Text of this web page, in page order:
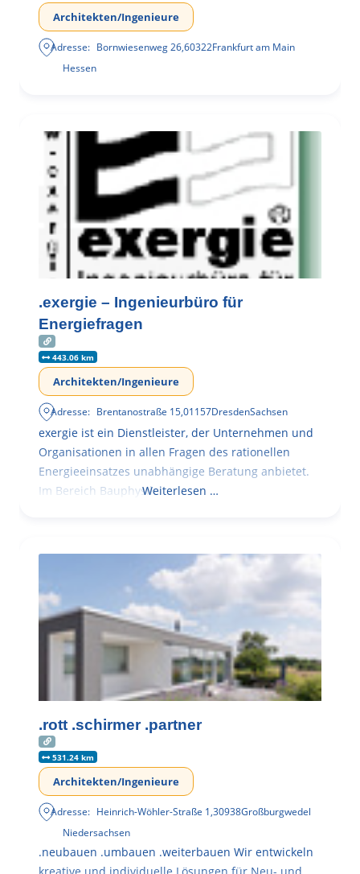
Architekten/Ingenieure
Adresse: Bornwiesenweg 26,60322Frankfurt am Main
Hessen
.exergie – Ingenieurbüro für
Energiefragen
443.06 km
Architekten/Ingenieure
Adresse: Brentanostraße 15,01157DresdenSachsen
exergie ist ein Dienstleister, der Unternehmen und
Organisationen in allen Fragen des rationellen
Energieeinsatzes unabhängige Beratung anbietet.
Im Bereich BauphysikWeiterlesen …
.rott .schirmer .partner
531.24 km
Architekten/Ingenieure
Adresse: Heinrich-Wöhler-Straße 1,30938Großburgwedel
Niedersachsen
.neubauen .umbauen .weiterbauen Wir entwickeln